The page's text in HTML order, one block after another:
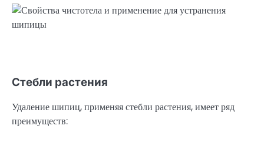
Стебли растения
Удаление шипиц, применяя стебли растения, имеет ряд
преимуществ: